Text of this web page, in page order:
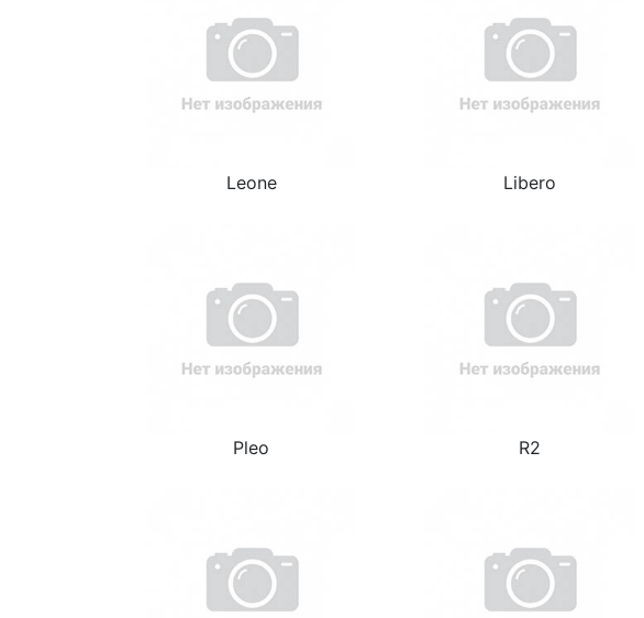
Leone Libero
Pleo R2